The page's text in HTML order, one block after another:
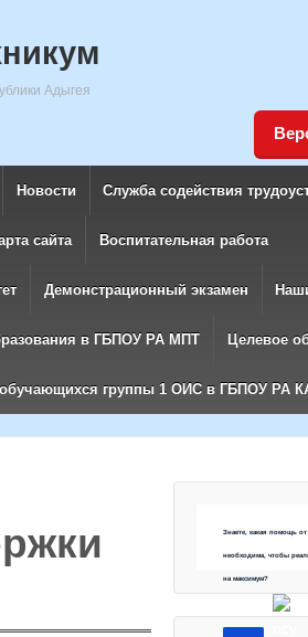
Адыгея
Новости Служба содействия
сайта Воспитательная работа
Демонстрационный экзамен
в ГБПОУ РА МПТ Целевое
группы 1 ОИС в ГБПОУ РА
Знаете, какая помощь от
необходима, чтобы
на максимум?